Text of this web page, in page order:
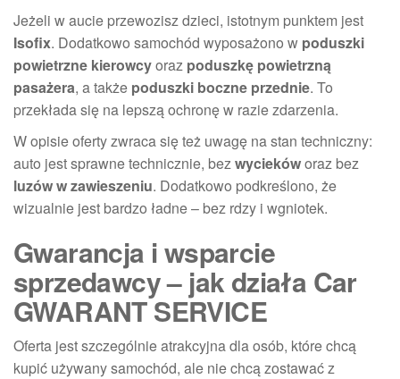
Jeżeli w aucie przewozisz dzieci, istotnym punktem jest
Isofix. Dodatkowo samochód wyposażono w poduszki
powietrzne kierowcyoraz poduszkę powietrzną
pasażera, a także poduszki boczne przednie. To
przekłada się na lepszą ochronę w razie zdarzenia.
W opisie oferty zwraca się też uwagę na stan techniczny:
auto jest sprawne technicznie, bezwyciekóworaz bez
luzów w zawieszeniu. Dodatkowo podkreślono, że
wizualnie jest bardzo ładne – bez rdzy i wgniotek.
Gwarancja i wsparcie
sprzedawcy – jak działa Car
GWARANT SERVICE
Oferta jest szczególnie atrakcyjna dla osób, które chcą
kupić używany samochód, ale nie chcą zostawać z